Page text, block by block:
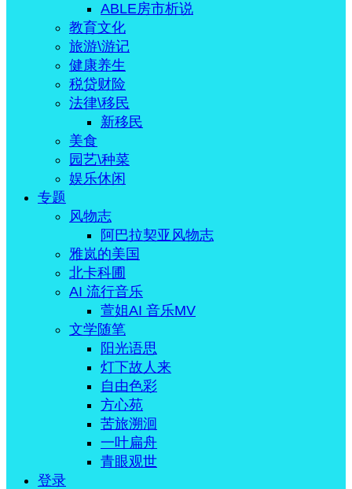
ABLE房市析说
教育文化
旅游\游记
健康养生
税贷财险
法律\移民
新移民
美食
园艺\种菜
娱乐休闲
专题
风物志
阿巴拉契亚风物志
雅岚的美国
北卡科圃
AI 流行音乐
萱姐AI 音乐MV
文学随笔
阳光语思
灯下故人来
自由色彩
方心苑
苦旅溯洄
一叶扁舟
青眼观世
登录